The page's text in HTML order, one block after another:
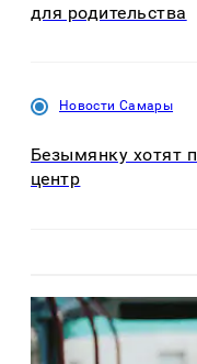
для родительства
Новости Самары
Безымянку хотят
центр